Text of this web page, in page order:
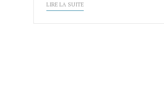
LIRE LA SUITE